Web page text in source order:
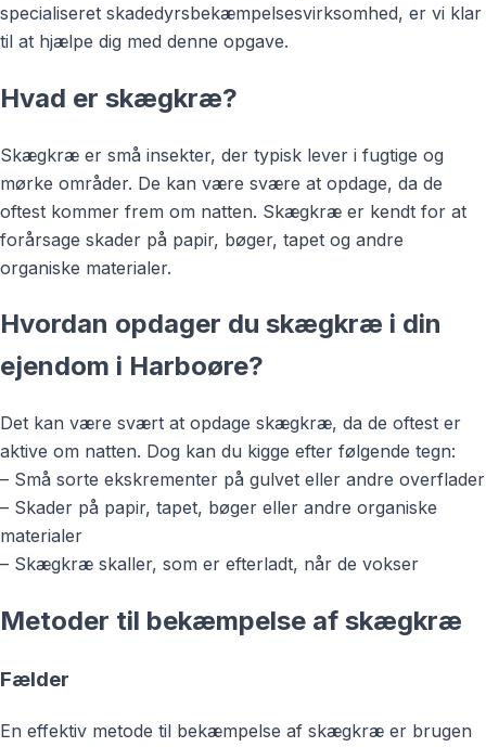
specialiseret skadedyrsbekæmpelsesvirksomhed, er vi klar
til at hjælpe dig med denne opgave.
Hvad er skægkræ?
Skægkræ er små insekter, der typisk lever i fugtige og
mørke områder. De kan være svære at opdage, da de
oftest kommer frem om natten. Skægkræ er kendt for at
forårsage skader på papir, bøger, tapet og andre
organiske materialer.
Hvordan opdager du skægkræ i din
ejendom i Harboøre?
Det kan være svært at opdage skægkræ, da de oftest er
aktive om natten. Dog kan du kigge efter følgende tegn:
– Små sorte ekskrementer på gulvet eller andre overflader
– Skader på papir, tapet, bøger eller andre organiske
materialer
– Skægkræ skaller, som er efterladt, når de vokser
Metoder til bekæmpelse af skægkræ
Fælder
En effektiv metode til bekæmpelse af skægkræ er brugen